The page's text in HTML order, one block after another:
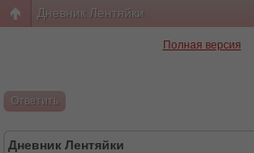
Дневник Лентяйки
Полная версия
Ответить
Дневник Лентяйки